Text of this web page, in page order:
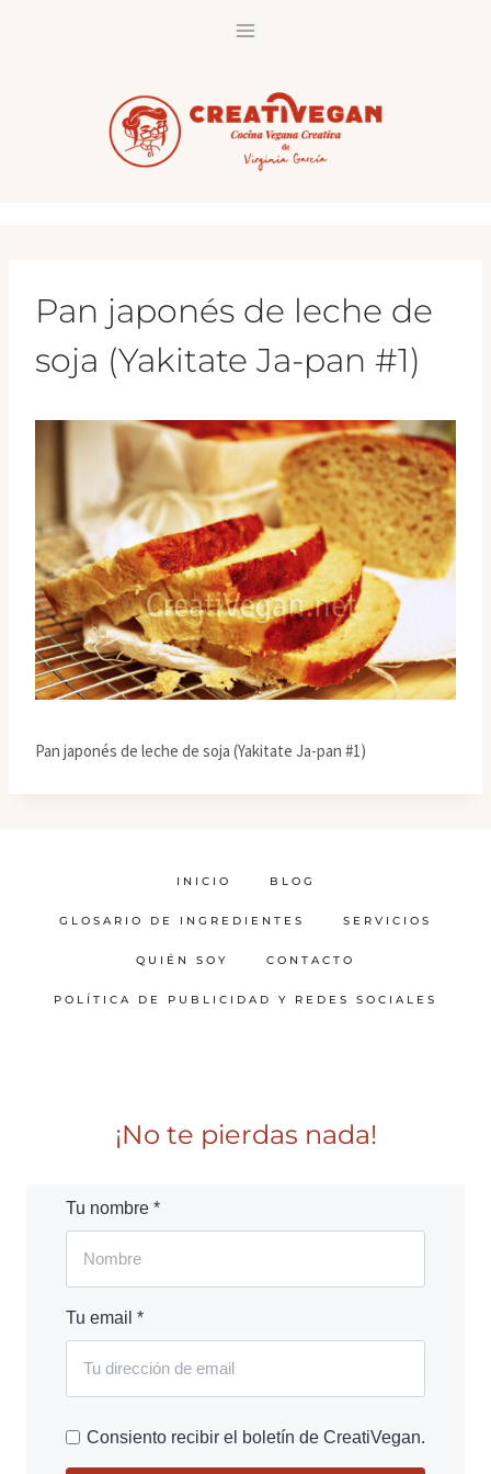
Pan japonés de leche de
soja (Yakitate Ja-pan #1)
Pan japonés de leche de soja (Yakitate Ja-pan #1)
INICIO BLOG
GLOSARIO DE INGREDIENTES SERVICIOS
QUIÉN SOY CONTACTO
POLÍTICA DE PUBLICIDAD Y REDES SOCIALES
¡No te pierdas nada!
Tu nombre *
Tu email *
Consiento recibir el boletín de CreatiVegan.